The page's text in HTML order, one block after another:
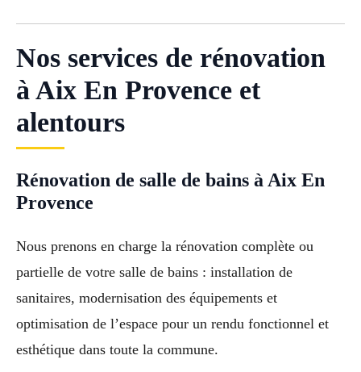
Nos services de rénovation
à Aix En Provence et
alentours
Rénovation de salle de bains à Aix En
Provence
Nous prenons en charge la rénovation complète ou
partielle de votre salle de bains : installation de
sanitaires, modernisation des équipements et
optimisation de l’espace pour un rendu fonctionnel et
esthétique dans toute la commune.